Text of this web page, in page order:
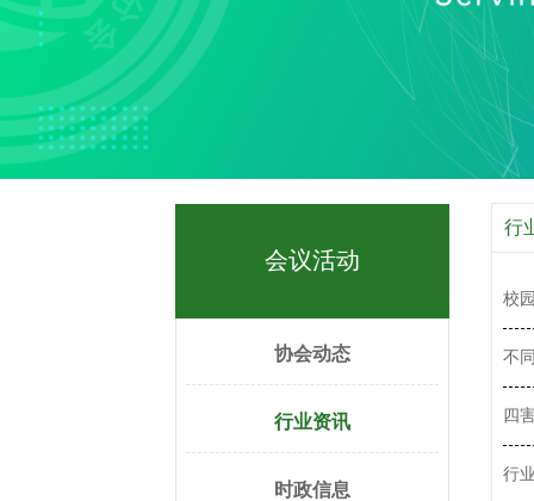
会议活动
协会动态
行业资讯
时政信息
行
校
不
四
行